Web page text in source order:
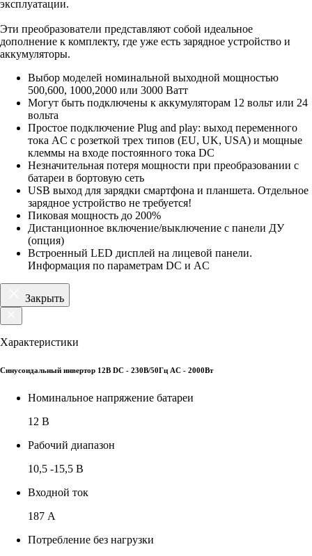
эксплуатации.
Эти преобразователи представляют собой идеальное
дополнение к комплекту, где уже есть зарядное устройство и
аккумуляторы.
Выбор моделей номинальной выходной мощностью
500,600, 1000,2000 или 3000 Ватт
Могут быть подключены к аккумуляторам 12 вольт или 24
вольта
Простое подключение Plug and play: выход переменного
тока AC с розеткой трех типов (EU, UK, USA) и мощные
клеммы на входе постоянного тока DC
Незначительная потеря мощности при преобразовании с
батареи в бортовую сеть
USB выход для зарядки смартфона и планшета. Отдельное
зарядное устройство не требуется!
Пиковая мощность до 200%
Дистанционное включение/выключение с панели ДУ
(опция)
Встроенный LED дисплей на лицевой панели.
Информация по параметрам DC и AC
Закрыть
Характеристики
Синусоидальный инвертор 12В DC - 230В/50Гц AC - 2000Вт
Номинальное напряжение батареи
12 В
Рабочий диапазон
10,5 -15,5 В
Входной ток
187 А
Потребление без нагрузки